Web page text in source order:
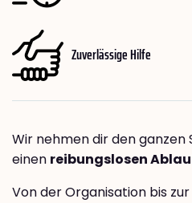
Zuverlässige Hilfe
Wir nehmen dir den ganzen
einen reibungslosen
Von der Organisation bis